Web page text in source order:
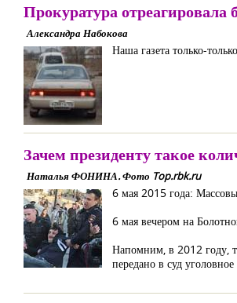
Прокуратура отреагировала
Александра Набокова
Наша газета только-
Зачем президенту такое
Наталья ФОНИНА. Фото Top.rbk.ru
6 мая 2015 года:
6 мая вечером на
Напомним, в 2012 году,
передано в суд